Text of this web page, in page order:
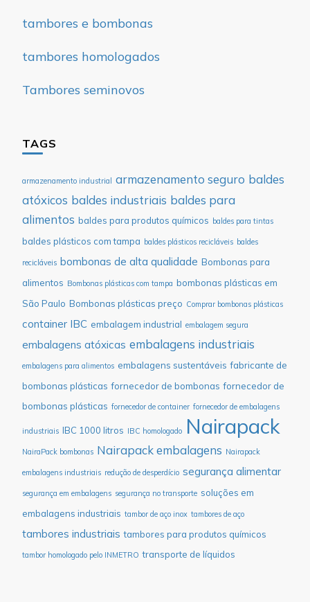
tambores e bombonas
tambores homologados
Tambores seminovos
TAGS
armazenamento industrial armazenamento seguro baldes
atóxicos baldes industriais baldes para
alimentos baldes para produtos químicos baldes para tintas
baldes plásticos com tampa baldes plásticos recicláveis baldes
recicláveis bombonas de alta qualidade Bombonas para
alimentos Bombonas plásticas com tampa bombonas plásticas em
São Paulo Bombonas plásticas preço Comprar bombonas plásticas
container IBC embalagem industrial embalagem segura
embalagens atóxicas embalagens industriais
embalagens para alimentos embalagens sustentáveis fabricante de
bombonas plásticas fornecedor de bombonas fornecedor de
bombonas plásticas fornecedor de container fornecedor de embalagens
industriais IBC 1000 litros IBC homologado Nairapack
NairaPack bombonas Nairapack embalagens Nairapack
embalagens industriais redução de desperdício segurança alimentar
segurança em embalagens segurança no transporte soluções em
embalagens industriais tambor de aço inox tambores de aço
tambores industriais tambores para produtos químicos
tambor homologado pelo INMETRO transporte de líquidos